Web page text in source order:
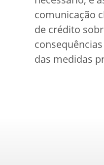
comunicação
de crédito
das medidas